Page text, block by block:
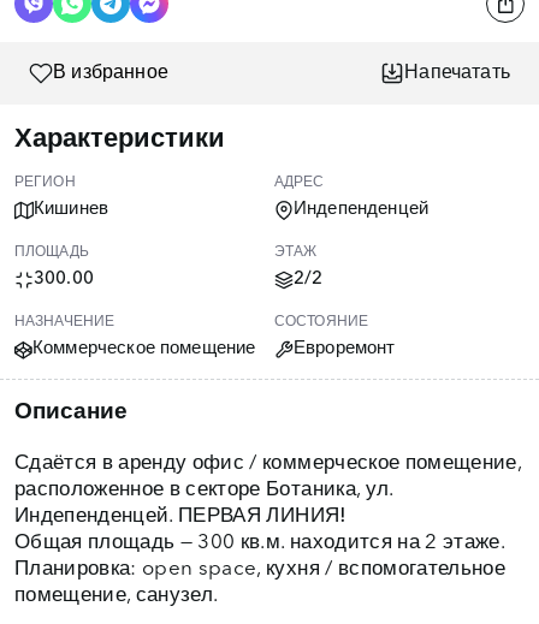
В избранное Напечатать
Характеристики
РЕГИОН
Кишинев
АДРЕС
Индепенденцей
ПЛОЩАДЬ
300.00
ЭТАЖ
2/2
НАЗНАЧЕНИЕ
Коммерческое помещение
СОСТОЯНИЕ
Евроремонт
Описание
Сдаётся в аренду офис / коммерческое помещение,
расположенное в секторе Ботаника, ул.
Индепенденцей. ПЕРВАЯ ЛИНИЯ!
Общая площадь — 300 кв.м. находится на 2 этаже.
Планировка: open space, кухня / вспомогательное
помещение, санузел.